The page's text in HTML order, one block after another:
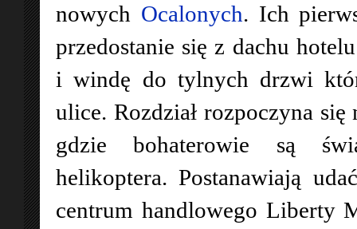
nowych Ocalonych. Ich
przedostanie się z dachu
i windę do tylnych drzwi
ulice. Rozdział rozpoczyna się
gdzie bohaterowie są
helikoptera. Postanawiają
centrum handlowego Liberty